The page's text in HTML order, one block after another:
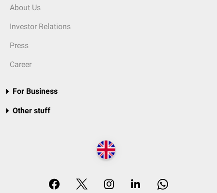
About Us
Investor Relations
Press
Career
For Business
Other stuff